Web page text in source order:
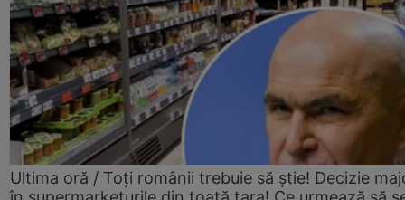
Ultima oră / Toți românii trebuie să știe! Decizie